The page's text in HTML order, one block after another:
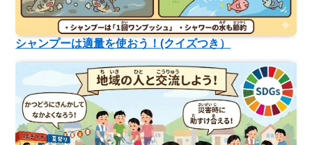
シャンプーは適量を使おう！(クイズつき）